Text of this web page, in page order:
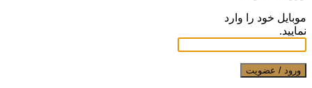
موبایل خود را وارد
نمایید.
ورود / عضویت